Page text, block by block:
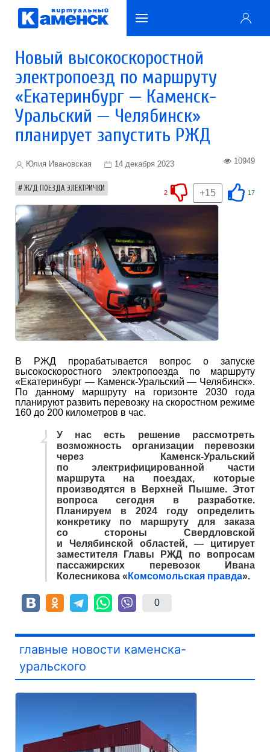
Новый высокоскоростной
электропоезд по маршруту
«Екатеринбург — Каменск-
Уральский — Челябинск»
планирует запустить РЖД
Юлия Ивановская 14 декабря 2023 10949
Ж/Д ПОЕЗДА ЭЛЕКТРИЧКИ 17
+15
2
В РЖД прорабатывается вопрос о запуске
высокоскоростного электропоезда по маршруту
«Екатеринбург — Каменск-Уральский — Челябинск».
По данному маршруту на горизонте 2030 года
планируют развить перевозку на скоростном режиме
160 до 200 километров в час.
У нас есть решение рассмотреть
возможность организации перевозки
через Каменск-Уральский
по электрифицированной части
маршрута на поездах, которые
производятся в Верхней Пышме. Этот
вопроса сегодня в разработке.
Планируем в 2024 году определить
конкретику по маршруту для заказа
со стороны Свердловской
и Челябинской областей, — цитирует
заместителя Главы РЖД по вопросам
пассажирских перевозок Ивана
Колесникова « Комсомольская правда».
0
главные новости каменска-
уральского